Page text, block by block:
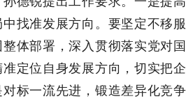
找准发展方向。要坚定不移服
体部署，深入贯彻落实党对国
定位自身发展方向，切实把企
标一流先进，锻造差异化竞争